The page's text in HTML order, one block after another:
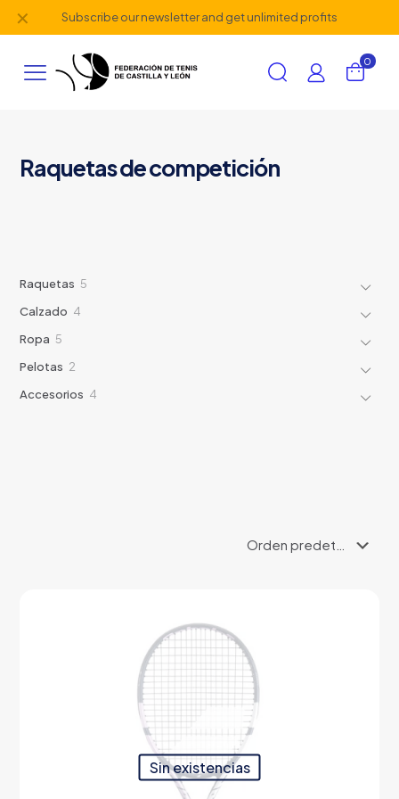
Subscribe our newsletter and get unlimited profits
✕
0
Raquetas de competición
Raquetas 5
Calzado 4
Ropa 5
Pelotas 2
Accesorios 4
Sin existencias